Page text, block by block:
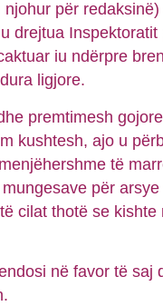
njohur për
drejtua Inspektoratit
iu ndërpre
ligjore.
premtimesh
kushtesh, ajo u
të
për
cilat thotë se kishte
në favor të saj